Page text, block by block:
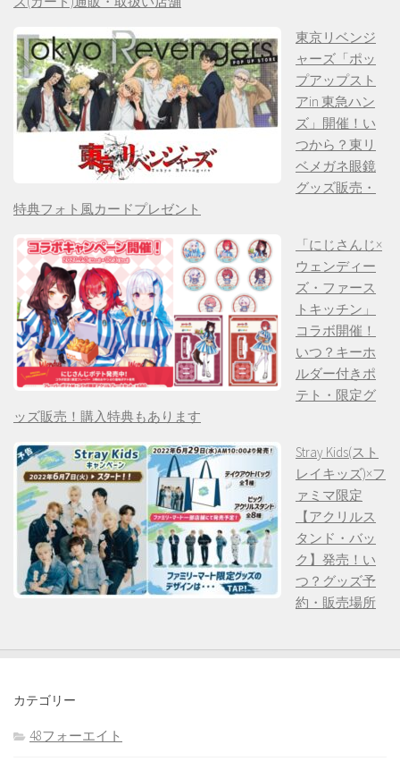
東京リベンジ
ャーズ「ポッ
プアップスト
アin 東急ハン
ズ」開催！い
つから？東リ
ベメガネ眼鏡
グッズ販売・
特典フォト風カードプレゼント
「にじさんじ×
ウェンディー
ズ・ファース
トキッチン」
コラボ開催！
いつ？キーホ
ルダー付きポ
テト・限定グ
ッズ販売！購入特典もあります
Stray Kids(スト
レイキッズ)×フ
ァミマ限定
【アクリルス
タンド・バッ
ク】発売！い
つ？グッズ予
約・販売場所
カテゴリー
48フォーエイト